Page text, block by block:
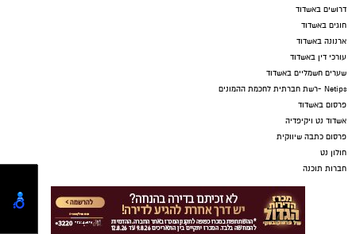
דרושים באשדוד
חוגים באשדוד
ארנונה באשדוד
עורכי דין באשדוד
שערים חשמליים באשדוד
Netips -רשת חברתית לחכמת ההמונים
פרסום באשדוד
אשדוד נט ויקיפדיה
פרסום כתבה שיווקית
חולון נט
חברות תוכנה